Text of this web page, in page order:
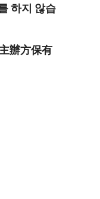
하지 않습
辦方保有